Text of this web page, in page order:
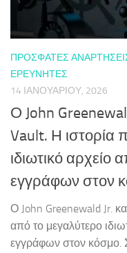
ΠΡΌΣΦΑΤΕΣ
ΕΡΕΥΝΗΤΈΣ
14 ΙΑΝΟΥΑΡΊΟΥ, 2026
Ο John
Vault. Η ιστορία
ιδιωτικό
εγγράφων στον
Ο John Greenewald Jr.
από το μεγαλύτερο
εγγράφων στον κόσμο.